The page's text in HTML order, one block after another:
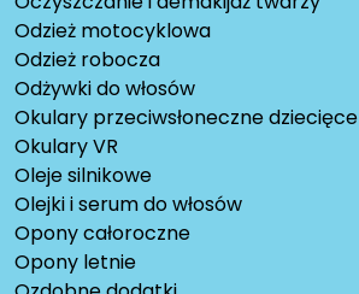
Odzież motocyklowa
Odzież robocza
Odżywki do włosów
Okulary przeciwsłoneczne dziecięce
Okulary VR
Oleje silnikowe
Olejki i serum do włosów
Opony całoroczne
Opony letnie